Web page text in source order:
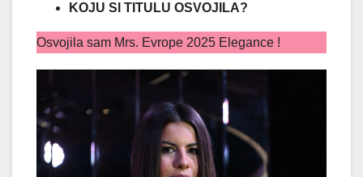
KOJU SI TITULU OSVOJILA?
Osvojila sam Mrs. Evrope 2025 Elegance !